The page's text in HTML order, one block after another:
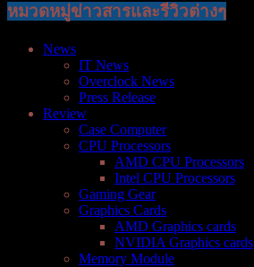
หมวดหมู่ข่าวสารและรีวิวต่างๆ
News
IT News
Overclock News
Press Release
Review
Case Computer
CPU Processors
AMD CPU Processors
Intel CPU Processors
Gaming Gear
Graphics Cards
AMD Graphics cards
NVIDIA Graphics cards
Memory Module